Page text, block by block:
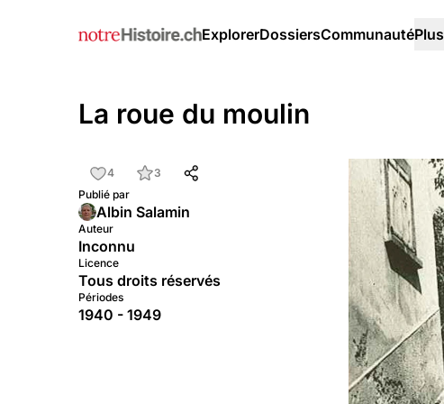
ExplorerDossiersCommunautéPlus
La roue du moulin
4
3
Publié par
Albin Salamin
Auteur
Inconnu
Licence
Tous droits réservés
Périodes
1940 - 1949